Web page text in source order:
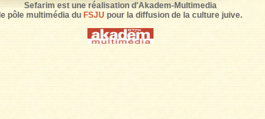
Sefarim est une réalisation d'Akadem-Multimedia
le pôle multimédia du FSJU pour la diffusion de la culture juive.